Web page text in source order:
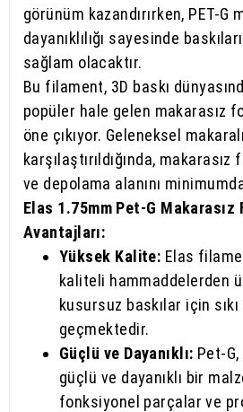
görünüm kazandırırken, PET-
dayanıklılığı sayesinde
sağlam olacaktır.
Bu filament, 3D baskı
popüler hale gelen makarasız
öne çıkıyor. Geleneksel
karşılaştırıldığında,
ve depolama alanını
Elas 1.75mm Pet-G Makarasız
Avantajları:
Yüksek Kalite: Elas
kaliteli hammaddelerden
kusursuz baskılar için
geçmektedir.
Güçlü ve Dayanıklı: Pet-
güçlü ve dayanıklı bir
fonksiyonel parçalar ve